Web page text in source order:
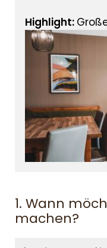
Highlight:
1. Wann
machen?